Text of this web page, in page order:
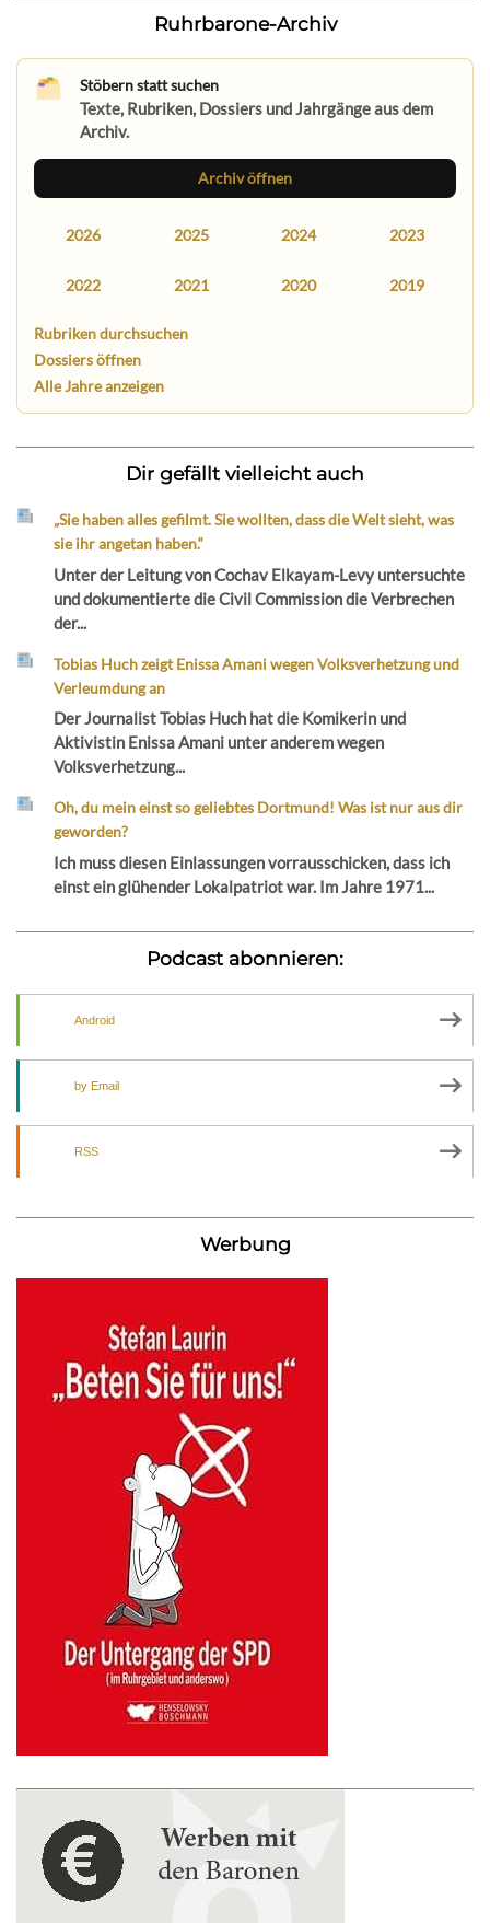
Ruhrbarone-Archiv
Stöbern statt suchen
Texte, Rubriken, Dossiers und Jahrgänge aus dem
Archiv.
Archiv öffnen
2026 2025 2024 2023
2022 2021 2020 2019
Rubriken durchsuchen
Dossiers öffnen
Alle Jahre anzeigen
Dir gefällt vielleicht auch
„Sie haben alles gefilmt. Sie wollten, dass die Welt sieht, was
sie ihr angetan haben.“
Unter der Leitung von Cochav Elkayam-Levy untersuchte
und dokumentierte die Civil Commission die Verbrechen
der...
Tobias Huch zeigt Enissa Amani wegen Volksverhetzung und
Verleumdung an
Der Journalist Tobias Huch hat die Komikerin und
Aktivistin Enissa Amani unter anderem wegen
Volksverhetzung...
Oh, du mein einst so geliebtes Dortmund! Was ist nur aus dir
geworden?
Ich muss diesen Einlassungen vorrausschicken, dass ich
einst ein glühender Lokalpatriot war. Im Jahre 1971...
Podcast abonnieren:
Android
by Email
RSS
Werbung